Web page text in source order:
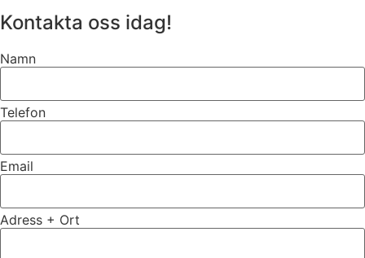
Kontakta oss idag!
Namn
Telefon
Email
Adress + Ort